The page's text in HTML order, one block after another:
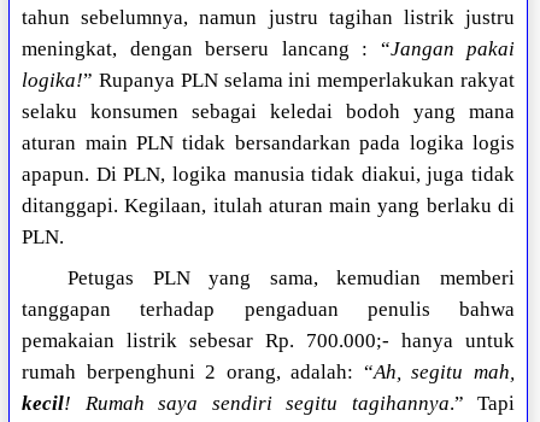
tahun sebelumnya, namun justru tagihan listrik justru
meningkat, dengan berseru lancang : “Jangan pakai
logika!” Rupanya PLN selama ini memperlakukan rakyat
selaku konsumen sebagai keledai bodoh yang mana
aturan main PLN tidak bersandarkan pada logika logis
apapun. Di PLN, logika manusia tidak diakui, juga tidak
ditanggapi. Kegilaan, itulah aturan main yang berlaku di
PLN.
Petugas PLN yang sama, kemudian memberi
tanggapan terhadap pengaduan penulis bahwa
pemakaian listrik sebesar Rp. 700.000;- hanya untuk
rumah berpenghuni 2 orang, adalah: “Ah, segitu mah,
kecil! Rumah saya sendiri segitu tagihannya.” Tapi